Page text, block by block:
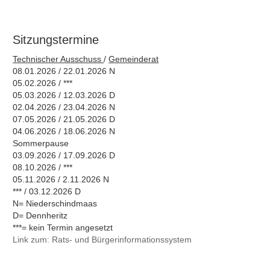
Sitzungstermine
Technischer Ausschuss/Gemeinderat
08.01.2026 / 22.01.2026 N
05.02.2026 / ***
05.03.2026 / 12.03.2026 D
02.04.2026 / 23.04.2026 N
07.05.2026 / 21.05.2026 D
04.06.2026 / 18.06.2026 N
Sommerpause
03.09.2026 / 17.09.2026 D
08.10.2026 / ***
05.11.2026 / 2.11.2026 N
*** / 03.12.2026 D
N= Niederschindmaas
D= Dennheritz
***= kein Termin angesetzt
Link zum: Rats- und Bürgerinformationssystem